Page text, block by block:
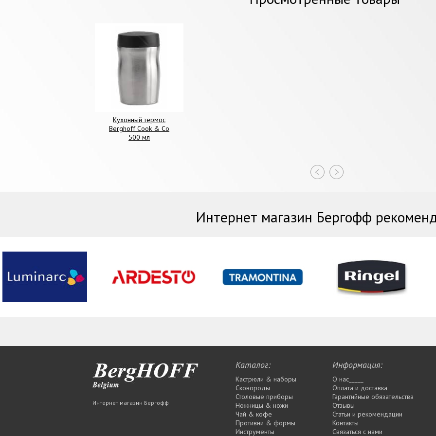
Кухонный термос
Berghoff Cook & Co
500 мл
Интернет магазин Бергофф
Интернет магазин Бергофф
Каталог:
Кастрюли & наборы
Сковороды
Столовые приборы
Ножницы & ножи
Чай & кофе
Противни & формы
Инструменты
Информация:
О нас_____
Оплата и доставка
Гарантийные обязательства
Отзывы
Статьи и рекомендации
Контакты
Связаться с нами